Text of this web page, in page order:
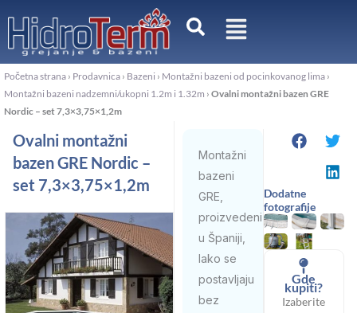
sadržaj
Početna strana › Prodavnica › Bazeni › Montažni bazeni od pocinkovanog lima ›
Montažni bazeni nadzemni/ukopni 1.2m i 1.32m › Ovalni montažni bazen GRE
Nordic – set 7,3×3,75×1,2m
Ovalni montažni
bazen GRE Nordic –
set 7,3×3,75×1,2m
Montažni
bazeni
GRE,
proizvedeni
u Španiji,
lako se
postavljaju
bez
Dodatne
fotografije
Gde
kupiti?
Izaberite